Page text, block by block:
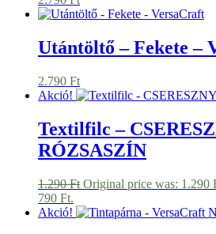
Utántöltő – Fekete –
2.790 Ft
Akció!
Textilfilc –
RÓZSASZÍN
1.290Ft Original price was: 1.290
790 Ft.
Akció!